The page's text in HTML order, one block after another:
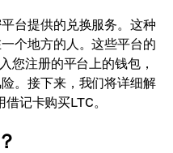
台提供的兑换服务。这种
个地方的人。这些平台的
您注册的平台上的钱包，
。接下来，我们将详细解
借记卡购买LTC。